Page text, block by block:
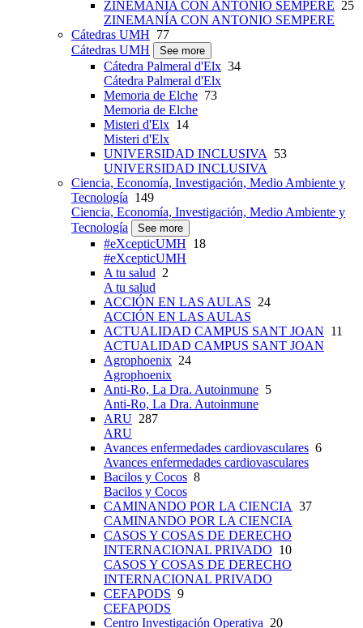
ZINEMANÍA CON ANTONIO SEMPERE 25
ZINEMANÍA CON ANTONIO SEMPERE
Cátedras UMH 77
Cátedras UMH
See more
Cátedra Palmeral d'Elx 34
Cátedra Palmeral d'Elx
Memoria de Elche 73
Memoria de Elche
Misteri d'Elx 14
Misteri d'Elx
UNIVERSIDAD INCLUSIVA
53
UNIVERSIDAD INCLUSIVA
Ciencia, Economía, Investigación, Medio Ambiente y
Tecnología 149
Ciencia, Economía, Investigación, Medio Ambiente y
Tecnología
See more
#eXcepticUMH 18
#eXcepticUMH
A tu salud 2
A tu salud
ACCIÓN EN LAS AULAS 24
ACCIÓN EN LAS AULAS
ACTUALIDAD CAMPUS SANT JOAN 11
ACTUALIDAD CAMPUS SANT JOAN
Agrophoenix 24
Agrophoenix
Anti-Ro, La Dra. Autoinmune 5
Anti-Ro, La Dra. Autoinmune
ARU 287
ARU
Avances enfermedades cardiovasculares 6
Avances enfermedades cardiovasculares
Bacilos y Cocos 8
Bacilos y Cocos
CAMINANDO POR LA CIENCIA 37
CAMINANDO POR LA CIENCIA
CASOS Y COSAS DE DERECHO
INTERNACIONAL PRIVADO 10
CASOS Y COSAS DE DERECHO
INTERNACIONAL PRIVADO
CEFAPODS 9
CEFAPODS
Centro Investigación Operativa 20